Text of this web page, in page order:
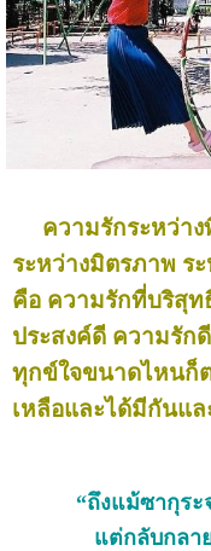
ความรักระหว่า
ระหว่างมิตรภาพ ร
คือ ความรักที่บริสุท
ประสงค์ดี ความรัก
ทุกข์ใจขนาดไหนก็
เหลือและได้มีกันแ
“ถึงแม้ซากุร
แต่กลับกลา